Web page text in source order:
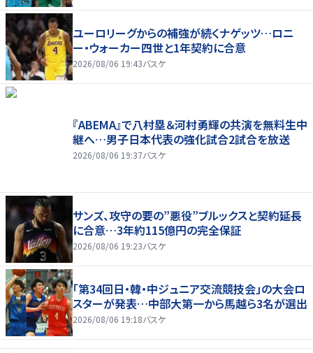
ユーロリーグからの補強が続くナゲッツ…ロニ
ー・ウォーカー四世と1年契約に合意
2026/08/06 19:43バスケ
『ABEMA』で八村塁＆河村勇輝の共演を無料生中
継へ…男子日本代表の強化試合2試合を放送
2026/08/06 19:37バスケ
サンズ、攻守の要の”悪役”ブルックスと契約延長
に合意…3年約115億円の完全保証
2026/08/06 19:23バスケ
「第34回日・韓・中ジュニア交流競技会」の大会ロ
スターが発表…中部大第一から馬越ら3名が選出
2026/08/06 19:18バスケ